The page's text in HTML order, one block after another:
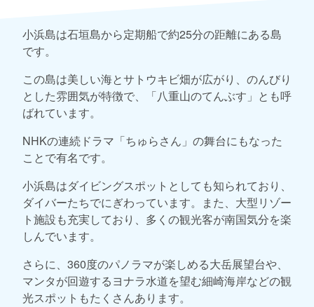
小浜島は石垣島から定期船で約25分の距離にある島
です。
この島は美しい海とサトウキビ畑が広がり、のんびり
とした雰囲気が特徴で、「八重山のてんぶす」とも呼
ばれています。
NHKの連続ドラマ「ちゅらさん」の舞台にもなった
ことで有名です。
小浜島はダイビングスポットとしても知られており、
ダイバーたちでにぎわっています。また、大型リゾー
ト施設も充実しており、多くの観光客が南国気分を楽
しんでいます。
さらに、360度のパノラマが楽しめる大岳展望台や、
マンタが回遊するヨナラ水道を望む細崎海岸などの観
光スポットもたくさんあります。